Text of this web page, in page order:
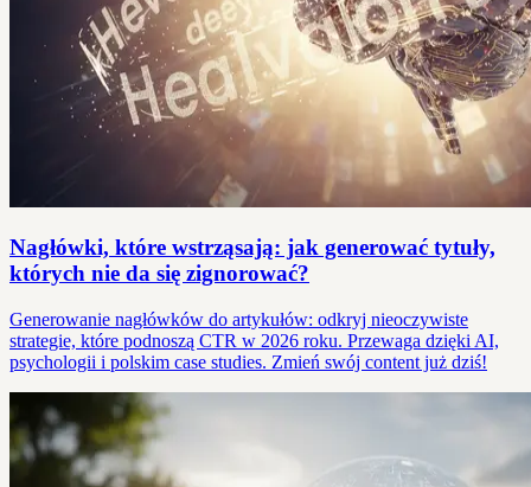
Nagłówki, które wstrząsają: jak generować tytuły,
których nie da się zignorować?
Generowanie nagłówków do artykułów: odkryj nieoczywiste
strategie, które podnoszą CTR w 2026 roku. Przewaga dzięki AI,
psychologii i polskim case studies. Zmień swój content już dziś!